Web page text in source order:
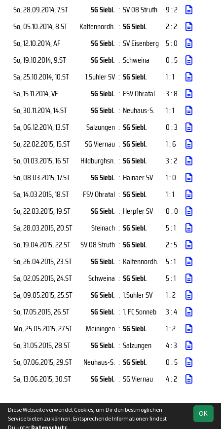
So, 28.09.2014, 7.ST SG Siebl. : SV 08 Struth
9 : 2
So, 05.10.2014, 8.ST Kaltennordh. : SG Siebl.
2 : 2
So, 12.10.2014, AF SG Siebl. : SV Eisenberg 5 : 0
So, 19.10.2014, 9.ST SG Siebl. : Schweina
0 : 5
Sa, 25.10.2014, 10.ST 1.Suhler SV : SG Siebl.
1 : 1
Sa, 15.11.2014, VF SG Siebl. : FSV Ohratal
3 : 8
So, 30.11.2014, 14.ST SG Siebl. : Neuhaus-S.
1 : 1
Sa, 06.12.2014, 13.ST Salzungen : SG Siebl.
0 : 3
So, 22.02.2015, 15.ST SG Viernau : SG Siebl.
1 : 6
So, 01.03.2015, 16.ST Hildburghsn. : SG Siebl.
3 : 2
So, 08.03.2015, 17.ST SG Siebl. : Hainaer SV
1 : 0
Sa, 14.03.2015, 18.ST FSV Ohratal : SG Siebl.
1 : 1
So, 22.03.2015, 19.ST SG Siebl. : Herpfer SV
0 : 0
Sa, 28.03.2015, 20.ST Steinach : SG Siebl.
5 : 1
So, 19.04.2015, 22.ST SV 08 Struth : SG Siebl.
2 : 5
So, 26.04.2015, 23.ST SG Siebl. : Kaltennordh. 5 : 1
Sa, 02.05.2015, 24.ST Schweina : SG Siebl.
5 : 1
Sa, 09.05.2015, 25.ST SG Siebl. : 1.Suhler SV
1 : 2
So, 17.05.2015, 26.ST SG Siebl. : 1. FC Sonneb
3 : 4
Mo, 25.05.2015, 27.ST Meiningen : SG Siebl.
1 : 2
So, 31.05.2015, 28.ST SG Siebl. : Salzungen
4 : 3
So, 07.06.2015, 29.ST Neuhaus-S. : SG Siebl.
0 : 5
Sa, 13.06.2015, 30.ST SG Siebl. : SG Viernau 4 : 2
soccero.de OK
Diese Webseite verwendet Cookies, um Dir den bestmöglichen
Service bieten zu können. Entsprechende Informationen findest
Du unter Datenschutz.